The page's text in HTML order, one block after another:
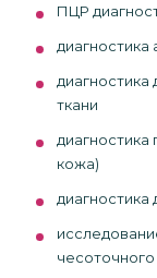
ПЦР
ткани
диагностика
кожа)